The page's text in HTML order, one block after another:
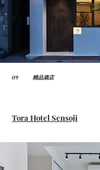
09 精品酒店
Tora Hotel Sensoji